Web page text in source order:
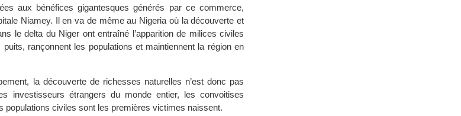
aux bénéfices gigantesques générés par ce commerce,
Niamey. Il en va de même au Nigeria où la découverte et
le delta du Niger ont entraîné l’apparition de milices civiles
rançonnent les populations et maintiennent la région en
la découverte de richesses naturelles n’est donc pas
investisseurs étrangers du monde entier, les convoitises
populations civiles sont les premières victimes naissent.